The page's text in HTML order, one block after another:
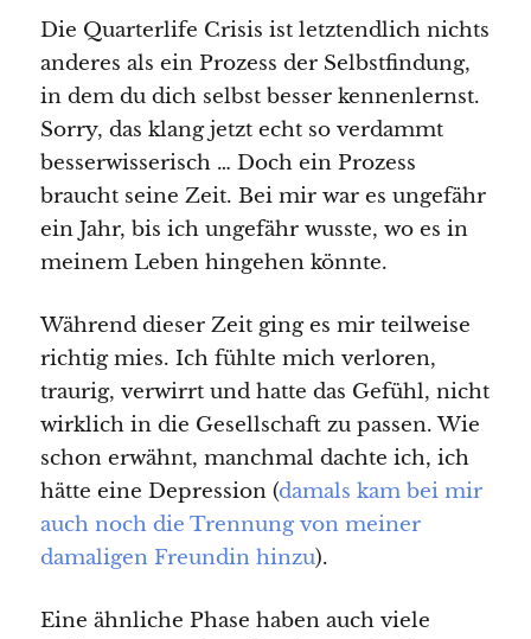
Die Quarterlife Crisis ist letztendlich nichts
anderes als ein Prozess der Selbstfindung,
in dem du dich selbst besser kennenlernst.
Sorry, das klang jetzt echt so verdammt
besserwisserisch … Doch ein Prozess
braucht seine Zeit. Bei mir war es ungefähr
ein Jahr, bis ich ungefähr wusste, wo es in
meinem Leben hingehen könnte.
Während dieser Zeit ging es mir teilweise
richtig mies. Ich fühlte mich verloren,
traurig, verwirrt und hatte das Gefühl, nicht
wirklich in die Gesellschaft zu passen. Wie
schon erwähnt, manchmal dachte ich, ich
hätte eine Depression (damals kam bei mir
auch noch die Trennung von meiner
damaligen Freundin hinzu).
Eine ähnliche Phase haben auch viele